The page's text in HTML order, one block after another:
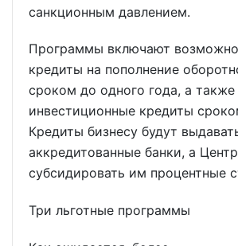
санкционным давлением.
Программы включают
кредиты на пополнение
сроком до одного года, а также
инвестиционные кредиты
Кредиты бизнесу будут
аккредитованные банки, а
субсидировать им процентные
Три льготные программы